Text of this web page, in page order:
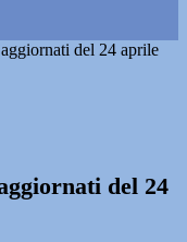
del 24 aprile
del 24